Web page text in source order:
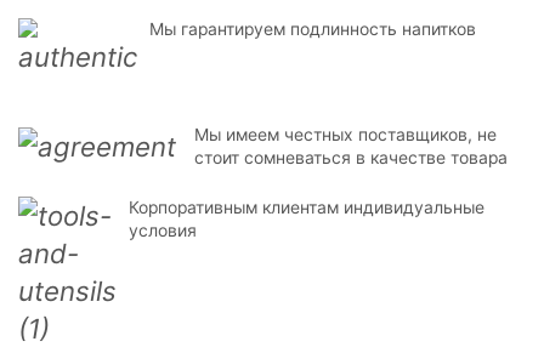
Мы гарантируем подлинность напитков
Мы имеем честных поставщиков, не
стоит сомневаться в качестве товара
Корпоративным клиентам индивидуальные
условия